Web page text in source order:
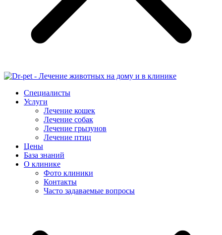
Специалисты
Услуги
Лечение кошек
Лечение собак
Лечение грызунов
Лечение птиц
Цены
База знаний
О клинике
Фото клиники
Контакты
Часто задаваемые вопросы